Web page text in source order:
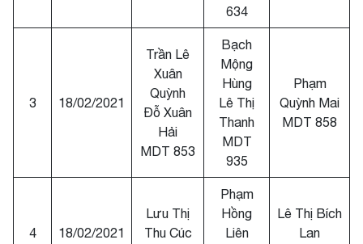
634
3 18/02/2021
Trần Lê
Xuân
Quỳnh
Đỗ Xuân
Hải
MDT 853
Bạch
Mộng
Hùng
Lê Thị
Thanh
MDT
935
Phạm
Quỳnh Mai
MDT 858
4 18/02/2021
Lưu Thị
Thu Cúc
Phạm
Hồng
Liên
Lê Thị Bích
Lan